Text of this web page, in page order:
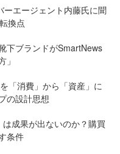
ーエージェント内藤氏に聞
換点
下ブランドがSmartNews
」
「消費」から「資産」に
の設計思想
成果が出ないのか？購買
条件